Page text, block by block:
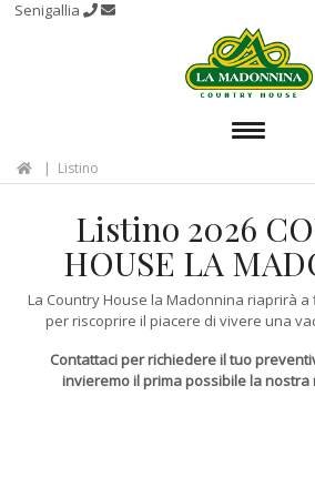
Senigallia
MENU
Listino
Listino 2026
HOUSE LA
La Country House la Madonnina riaprirà
per riscoprire il piacere di vivere una
Contattaci per richiedere il tuo
invieremo il prima possibile la nostra